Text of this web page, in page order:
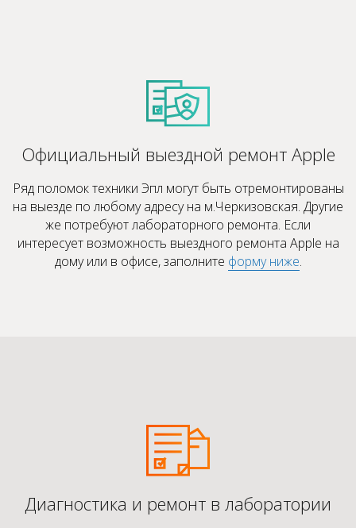
Официальный выездной ремонт Apple
Ряд поломок техники Эпл могут быть отремонтированы
на выезде по любому адресу на м.Черкизовская. Другие
же потребуют лабораторного ремонта. Если
интересует возможность выездного ремонта Apple на
дому или в офисе, заполните форму ниже.
Диагностика и ремонт в лаборатории